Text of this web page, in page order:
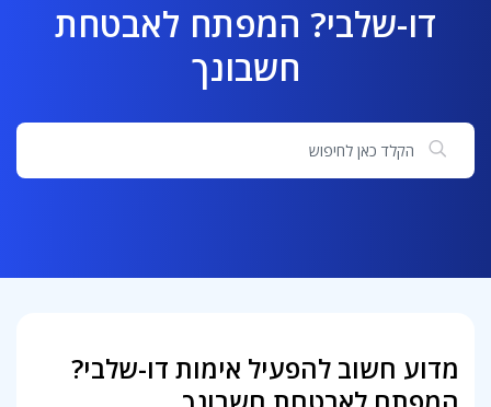
דו-שלבי? המפתח לאבטחת
חשבונך
חיפוש
מדוע חשוב להפעיל אימות דו-שלבי?